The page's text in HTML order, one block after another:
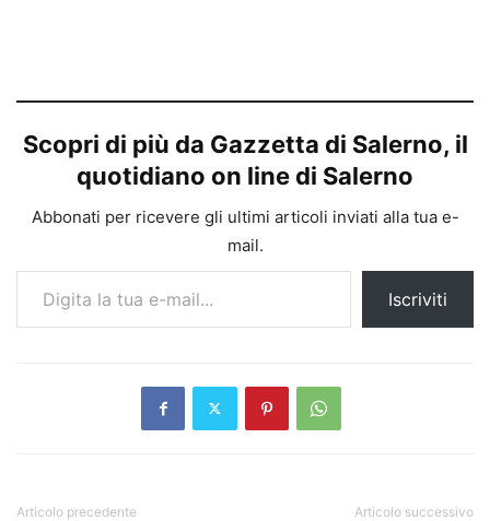
Scopri di più da Gazzetta di Salerno, il
quotidiano on line di Salerno
Abbonati per ricevere gli ultimi articoli inviati alla tua e-
mail.
Digita la tua e-mail...
Iscriviti
Articolo precedente Articolo successivo